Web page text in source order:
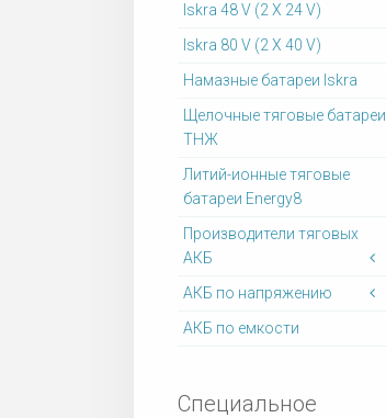
Iskra 48 V (2 X 24 V)
Iskra 80 V (2 X 40 V)
Намазные батареи Iskra
Щелочные тяговые батареи
ТНЖ
Литий-ионные тяговые
батареи Energy8
Производители тяговых
АКБ
АКБ по напряжению
АКБ по емкости
Специальное